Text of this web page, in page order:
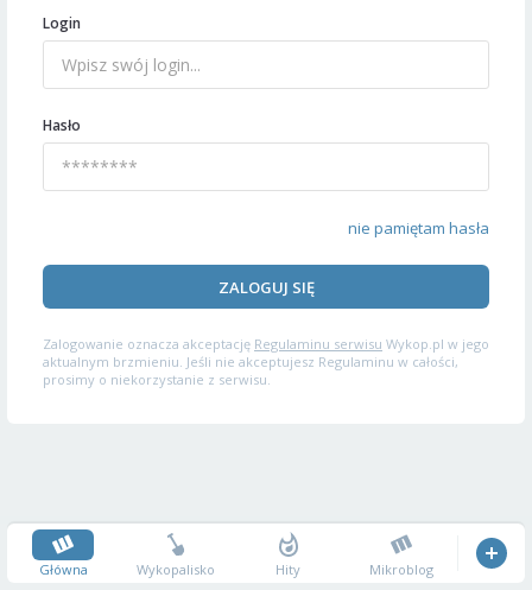
Login
Hasło
nie pamiętam hasła
ZALOGUJ SIĘ
Zalogowanie oznacza akceptację Regulaminu serwisu Wykop.pl w jego
aktualnym brzmieniu. Jeśli nie akceptujesz Regulaminu w całości,
prosimy o niekorzystanie z serwisu.
Główna Wykopalisko Hity Mikroblog